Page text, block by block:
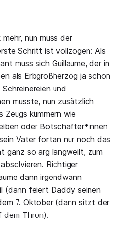
nun muss der
Schritt ist vollzogen: Als
muss sich Guillaume, der in
als Erbgroßherzog ja schon
und
musste, nun zusätzlich
Zeugs kümmern wie
oder Botschafter*innen
Vater fortan nur noch das
ganz so arg langweilt, zum
Richtiger
dann irgendwann
(dann feiert Daddy seinen
7. Oktober (dann sitzt der
dem Thron).